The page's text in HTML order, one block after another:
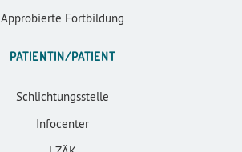
Approbierte Fortbildung
PATIENTIN/PATIENT
Schlichtungsstelle
Infocenter